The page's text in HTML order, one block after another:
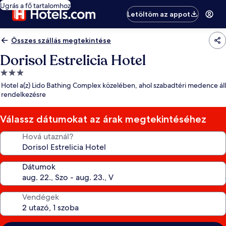
Ugrás a fő tartalomhoz
Letöltöm az appot
Összes szállás megtekintése
Dorisol Estrelicia Hotel
3.0
csillagos
szálláshely
Hotel a(z) Lido Bathing Complex közelében, ahol szabadtéri medence áll
rendelkezésre
Válassz dátumokat az árak megtekintéséhez
Hová utaznál?
Dátumok
Vendégek